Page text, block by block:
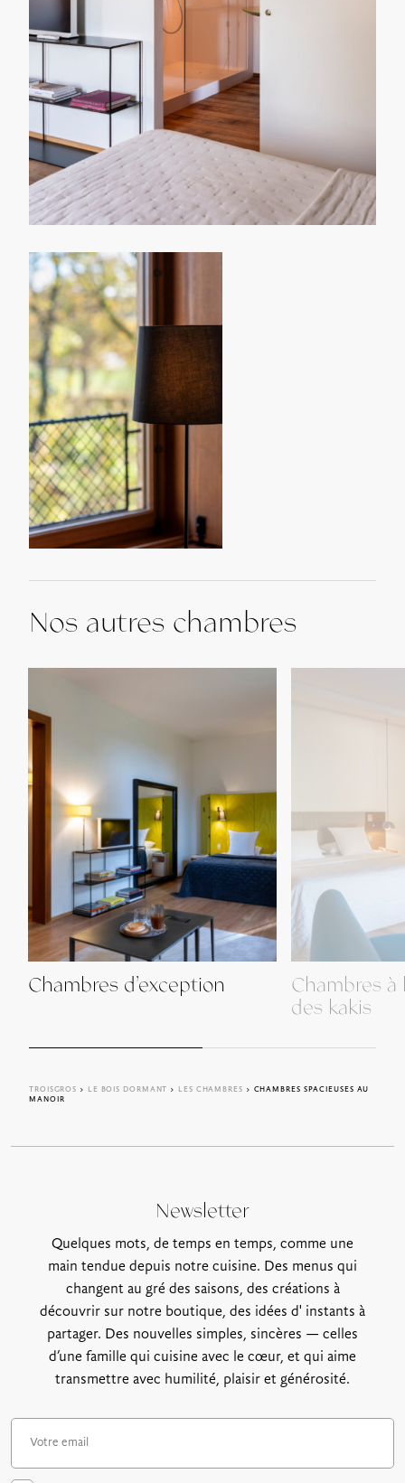
Nos autres chambres
Chambres d’exception
Chambres à
des kakis
TROISGROS > LE BOIS DORMANT > LES CHAMBRES > CHAMBRES SPACIEUSES AU
MANOIR
Newsletter
Quelques mots, de temps en temps, comme une
main tendue depuis notre cuisine. Des menus qui
changent au gré des saisons, des créations à
découvrir sur notre boutique, des idées d' instants à
partager. Des nouvelles simples, sincères — celles
d’une famille qui cuisine avec le cœur, et qui aime
transmettre avec humilité, plaisir et générosité.